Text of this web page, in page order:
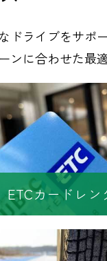
ドライブをサポ
に合わせた最
ETCカードレン